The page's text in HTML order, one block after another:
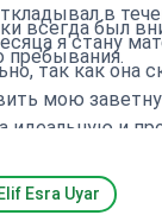
в
я стану
так как она
мою
идеальную и
всегда был
пребывания.
Elif Esra Uyar